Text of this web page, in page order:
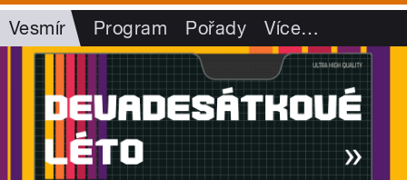
Vesmír Program Pořady Více…